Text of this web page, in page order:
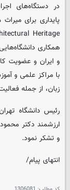
در دستگاه‌های
همکاری
و ایران و عضویت
با مراکز علمی و
زبان، از جمله
رئیس دانشگاه
ارزشمند دکتر
و تشکر نمود.
انتهای پیام/